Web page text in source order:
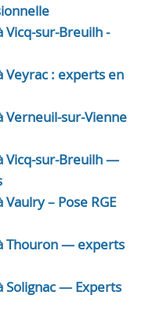
sur-Breuilh -
Veyrac : experts en
Verneuil-sur-Vienne
Vicq-sur-Breuilh —
– Pose RGE
Thouron — experts
Solignac — Experts